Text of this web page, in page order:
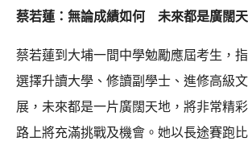
蔡若蓮：無論成績如何 未來都是廣闊
蔡若蓮到大埔一間中學勉勵應屆考生，
選擇升讀大學、修讀副學士、進修高級
展，未來都是一片廣闊天地，將非常精
路上將充滿挑戰及機會。她以長途賽跑